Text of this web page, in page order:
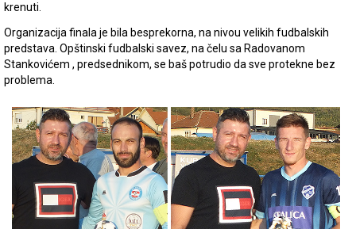
krenuti.
Organizacija finala je bila besprekorna, na nivou velikih fudbalskih
predstava. Opštinski fudbalski savez, na čelu sa Radovanom
Stankovićem , predsednikom, se baš potrudio da sve protekne bez
problema.